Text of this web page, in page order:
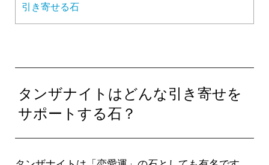
引き寄せる石
タンザナイトはどんな引き寄せを
サポートする石？